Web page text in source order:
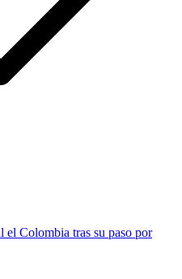
el Colombia tras su paso por